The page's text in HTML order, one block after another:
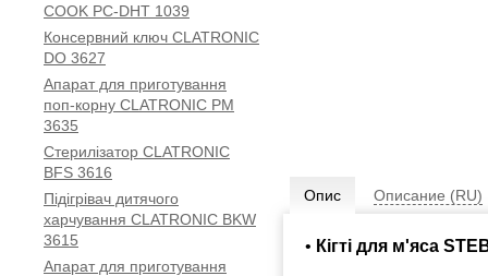
COOK PC-DHT 1039
Консервний ключ CLATRONIC
DO 3627
Апарат для приготування
поп-корну CLATRONIC PM
3635
Стерилізатор CLATRONIC
BFS 3616
Підігрівач дитячого
харчування CLATRONIC BKW
3615
Апарат для приготування
Опис Описание (RU)
• Кігті для м'яса